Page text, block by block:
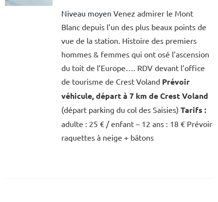
Niveau moyen Venez admirer le Mont
Blanc depuis l’un des plus beaux points de
vue de la station. Histoire des premiers
hommes & femmes qui ont osé l’ascension
du toit de l’Europe…. RDV devant l’office
de tourisme de Crest Voland Prévoir
véhicule, départ à 7 km de Crest Voland
(départ parking du col des Saisies) Tarifs :
adulte : 25 € / enfant – 12 ans : 18 € Prévoir
raquettes à neige + bâtons